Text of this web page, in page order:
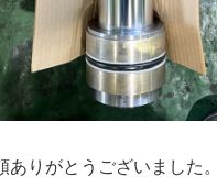
ありがとうございました。